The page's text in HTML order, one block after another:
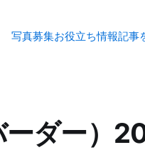
写真募集お役立ち情報記事
ーダー）